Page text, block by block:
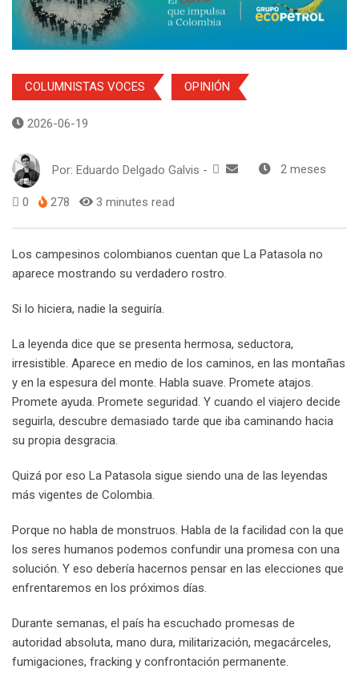
COLUMNISTAS VOCES OPINIÓN
2026-06-19
Por: Eduardo Delgado Galvis - 2 meses
0 278 3 minutes read
Los campesinos colombianos cuentan que La Patasola no
aparece mostrando su verdadero rostro.
Si lo hiciera, nadie la seguiría.
La leyenda dice que se presenta hermosa, seductora,
irresistible. Aparece en medio de los caminos, en las montañas
y en la espesura del monte. Habla suave. Promete atajos.
Promete ayuda. Promete seguridad. Y cuando el viajero decide
seguirla, descubre demasiado tarde que iba caminando hacia
su propia desgracia.
Quizá por eso La Patasola sigue siendo una de las leyendas
más vigentes de Colombia.
Porque no habla de monstruos. Habla de la facilidad con la que
los seres humanos podemos confundir una promesa con una
solución. Y eso debería hacernos pensar en las elecciones que
enfrentaremos en los próximos días.
Durante semanas, el país ha escuchado promesas de
autoridad absoluta, mano dura, militarización, megacárceles,
fumigaciones, fracking y confrontación permanente.